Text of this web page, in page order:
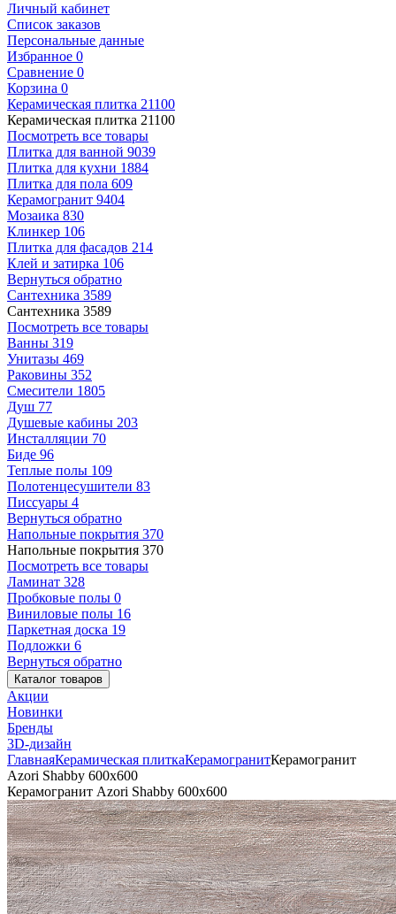
Личный кабинет
Список заказов
Персональные данные
Избранное 0
Сравнение 0
Корзина 0
Керамическая плитка 21100
Керамическая плитка 21100
Посмотреть все товары
Плитка для ванной 9039
Плитка для кухни 1884
Плитка для пола 609
Керамогранит 9404
Мозаика 830
Клинкер 106
Плитка для фасадов 214
Клей и затирка 106
Вернуться обратно
Сантехника 3589
Сантехника 3589
Посмотреть все товары
Ванны 319
Унитазы 469
Раковины 352
Смесители 1805
Душ 77
Душевые кабины 203
Инсталляции 70
Биде 96
Теплые полы 109
Полотенцесушители 83
Писсуары 4
Вернуться обратно
Напольные покрытия 370
Напольные покрытия 370
Посмотреть все товары
Ламинат 328
Пробковые полы 0
Виниловые полы 16
Паркетная доска 19
Подложки 6
Вернуться обратно
Каталог товаров
Акции
Новинки
Бренды
3D-дизайн
ГлавнаяКерамическая плиткаКерамогранитКерамогранит
Azori Shabby 600x600
Керамогранит Azori Shabby 600x600